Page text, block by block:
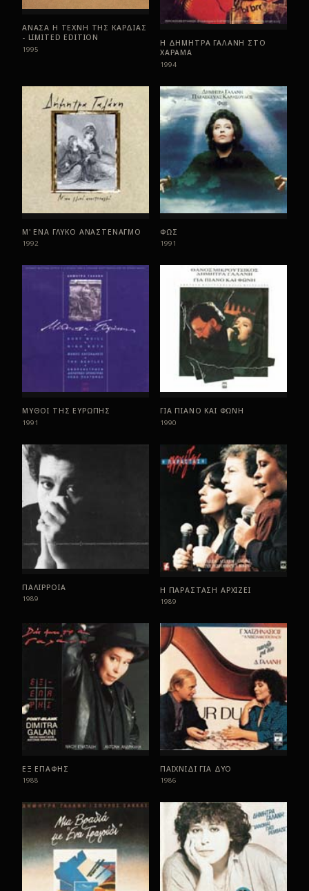
ΑΝΑΣΑ Η ΤΕΧΝΗ ΤΗΣ ΚΑΡΔΙΑΣ
- LIMITED EDITION
1995
Η ΔΗΜΗΤΡΑ ΓΑΛΑΝΗ ΣΤΟ
ΧΑΡΑΜΑ
1994
Μ' ΕΝΑ ΓΛΥΚΟ ΑΝΑΣΤΕΝΑΓΜΟ
1992
ΦΩΣ
1991
ΜΥΘΟΙ ΤΗΣ ΕΥΡΩΠΗΣ
1991
ΓΙΑ ΠΙΑΝΟ ΚΑΙ ΦΩΝΗ
1990
ΠΑΛΙΡΡΟΙΑ
1989
Η ΠΑΡΑΣΤΑΣΗ ΑΡΧΙΖΕΙ
1989
ΕΞ ΕΠΑΦΗΣ
1988
ΠΑΙΧΝΙΔΙ ΓΙΑ ΔΥΟ
1986